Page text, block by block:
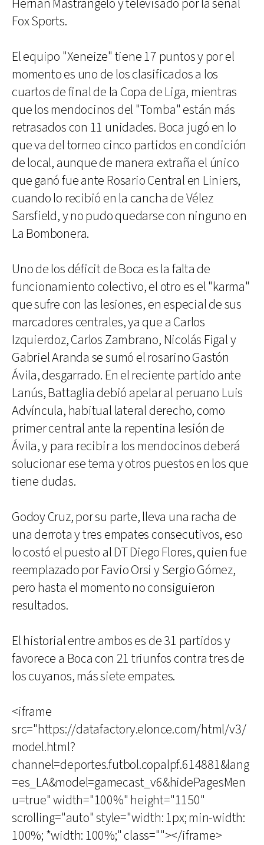
Hernán Mastrángelo y televisado por la señal
Fox Sports.
El equipo "Xeneize" tiene 17 puntos y por el
momento es uno de los clasificados a los
cuartos de final de la Copa de Liga, mientras
que los mendocinos del "Tomba" están más
retrasados con 11 unidades. Boca jugó en lo
que va del torneo cinco partidos en condición
de local, aunque de manera extraña el único
que ganó fue ante Rosario Central en Liniers,
cuando lo recibió en la cancha de Vélez
Sarsfield, y no pudo quedarse con ninguno en
La Bombonera.
Uno de los déficit de Boca es la falta de
funcionamiento colectivo, el otro es el "karma"
que sufre con las lesiones, en especial de sus
marcadores centrales, ya que a Carlos
Izquierdoz, Carlos Zambrano, Nicolás Figal y
Gabriel Aranda se sumó el rosarino Gastón
Ávila, desgarrado. En el reciente partido ante
Lanús, Battaglia debió apelar al peruano Luis
Advíncula, habitual lateral derecho, como
primer central ante la repentina lesión de
Ávila, y para recibir a los mendocinos deberá
solucionar ese tema y otros puestos en los que
tiene dudas.
Godoy Cruz, por su parte, lleva una racha de
una derrota y tres empates consecutivos, eso
lo costó el puesto al DT Diego Flores, quien fue
reemplazado por Favio Orsi y Sergio Gómez,
pero hasta el momento no consiguieron
resultados.
El historial entre ambos es de 31 partidos y
favorece a Boca con 21 triunfos contra tres de
los cuyanos, más siete empates.
<iframe
src="https://datafactory.elonce.com/html/v3/
model.html?
channel=deportes.futbol.copalpf.614881&lang
=es_LA&model=gamecast_v6&hidePagesMen
u=true" width="100%" height="1150"
scrolling="auto" style="width: 1px; min-width:
100%; *width: 100%;" class=""></iframe>